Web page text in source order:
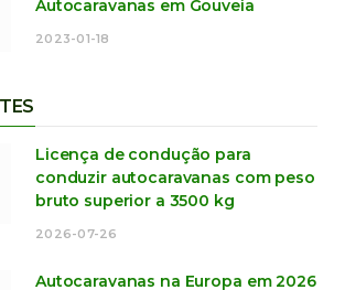
Autocaravanas em Gouveia
2023-01-18
Licença de condução para
conduzir autocaravanas com peso
bruto superior a 3500 kg
2026-07-26
Autocaravanas na Europa em 2026